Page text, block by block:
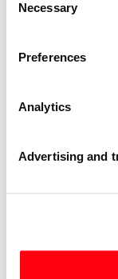
Selection
Necessary
Preferences
Analytics
Advertising and